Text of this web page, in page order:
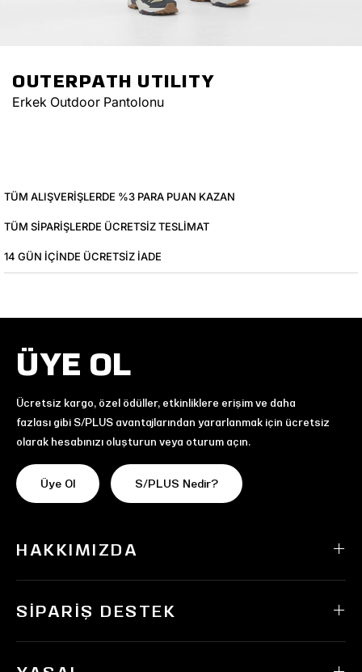
OUTERPATH UTILITY
Erkek Outdoor Pantolonu
TÜM ALIŞVERIŞLERDE %3 PARA PUAN KAZAN
TÜM SIPARIŞLERDE ÜCRETSIZ TESLIMAT
14 GÜN IÇINDE ÜCRETSIZ IADE
ÜYE OL
Ücretsiz kargo, özel ödüller, etkinliklere erişim ve daha
fazlası gibi S/PLUS avantajlarından yararlanmak için ücretsiz
olarak hesabınızı oluşturun veya oturum açın.
Üye Ol S/PLUS Nedir?
HAKKIMIZDA
SIPARIŞ DESTEK